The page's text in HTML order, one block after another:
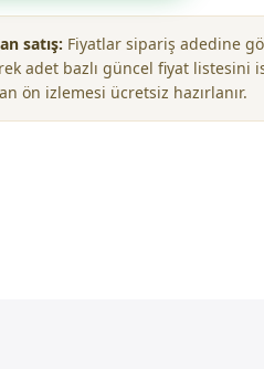
satış: Fiyatlar sipariş adedine
adet bazlı güncel fiyat
ön izlemesi ücretsiz hazırlanır.